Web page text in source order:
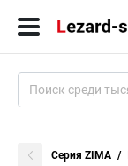
Серия ZIMA